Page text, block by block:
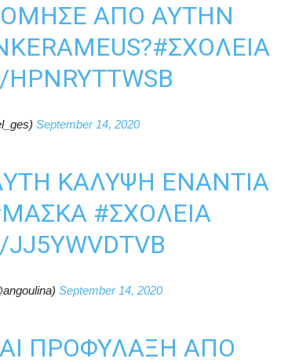
ΑΠΌ ΑΥΤΉΝ
?#ΣΧΟΛΕΙΑ
September 14, 2020
ΚΆΛΥΨΗ ΕΝΆΝΤΙΑ
#ΣΧΟΛΕΙΑ
September 14, 2020
ΠΡΟΦΎΛΑΞΗ ΑΠΟ